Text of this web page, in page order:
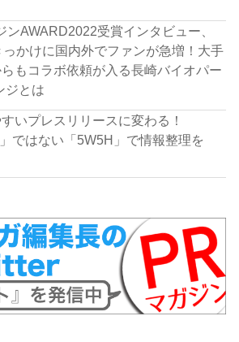
ンAWARD2022受賞インタビュー、
かけに国内外でファンが急増！大手
もコラボ依頼が入る長崎バイオパー
ジとは
いプレスリリースに変わる！
」ではない「5W5H」で情報整理を